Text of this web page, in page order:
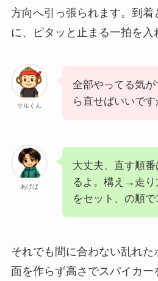
方向へ引っ張られます。到着
に、ピタッと止まる一拍を入
サルくん
全部やってる気
ら直せばいいです
あげば
大丈夫、直す順
るよ。構え→走
をセット、の順で
それでも間に合わない乱れた
面を作らず高さでスパイカー